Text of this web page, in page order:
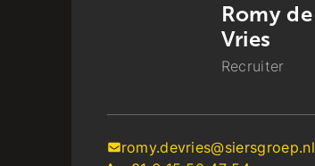
Romy de
Vries
Recruiter
romy.devries@siersgroep.nl